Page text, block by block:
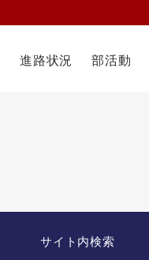
進路状況 部活動
サイト内検索